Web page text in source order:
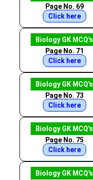
Page No. 69
Click here
Biology GK MCQ's
Page No. 71
Click here
Biology GK MCQ's
Page No. 73
Click here
Biology GK MCQ's
Page No. 75
Click here
Biology GK MCQ's